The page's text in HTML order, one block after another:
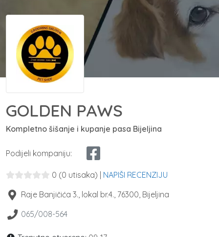
GOLDEN PAWS
Kompletno šišanje i kupanje pasa Bijeljina
Podijeli kompaniju:
0 (0 utisaka) | NAPIŠI RECENZIJU
Raje Banjičića 3., lokal br.4. 76300 Bijeljina
065/008-564